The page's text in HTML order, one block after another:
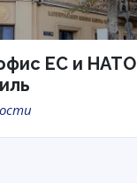
ЕС и НАТО